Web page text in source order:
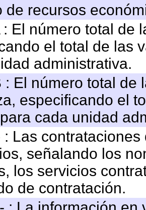
de recursos
: El número total de
el total de las
administrativa.
: El número total de
especificando el
cada unidad
: Las
señalando los
los servicios
de contratación.